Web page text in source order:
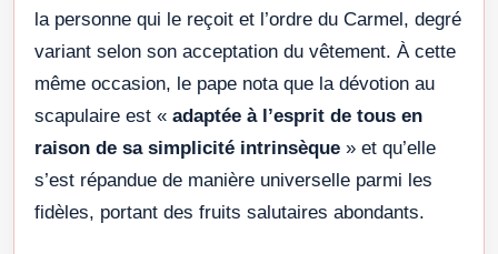
la personne qui le reçoit et l’ordre du Carmel, degré
variant selon son acceptation du vêtement. À cette
même occasion, le pape nota que la dévotion au
scapulaire est « adaptée à l’esprit de tous en
raison de sa simplicité intrinsèque » et qu’elle
s’est répandue de manière universelle parmi les
fidèles, portant des fruits salutaires abondants.